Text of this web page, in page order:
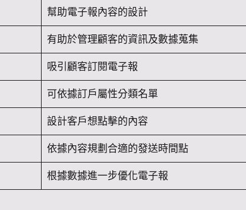
幫助電子報內容的設計
有助於管理顧客的資訊及數據蒐集
吸引顧客訂閱電子報
可依據訂戶屬性分類名單
設計客戶想點擊的內容
依據內容規劃合適的發送時間點
根據數據進一步優化電子報